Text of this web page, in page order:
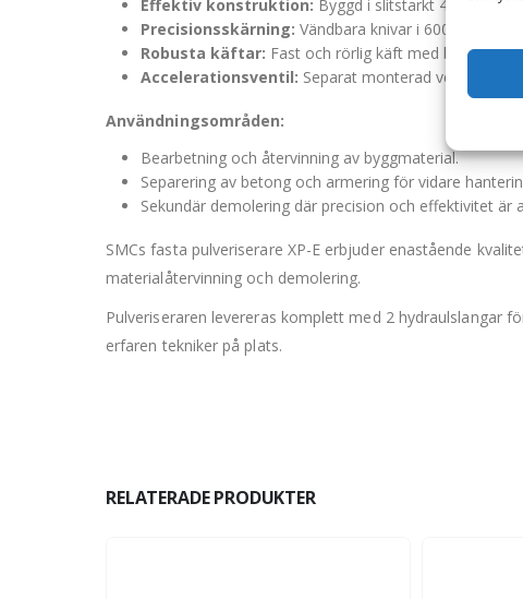
Effektiv konstruktion: Byggd i slitstarkt 400
Precisionsskärning: Vändbara knivar i 600 Hardox
Robusta käftar: Fast och rörlig käft med bultade
Accelerationsventil: Separat monterad ventil ger
Användningsområden:
Bearbetning och återvinning av byggmaterial.
Separering av betong och armering för vidare
Sekundär demolering där precision och effektivitet är
SMCs fasta pulveriserare XP-E erbjuder enastående
materialåtervinning och demolering.
Pulveriseraren levereras komplett med 2 hydraulslangar
erfaren tekniker på plats.
RELATERADE PRODUKTER